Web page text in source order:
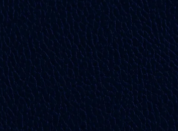
באמת
כלים פרקטיים והיערכות אסטרטגית לענף
הנדל״ן בישראל
היכנסו לאפליקציה
נחל'ה